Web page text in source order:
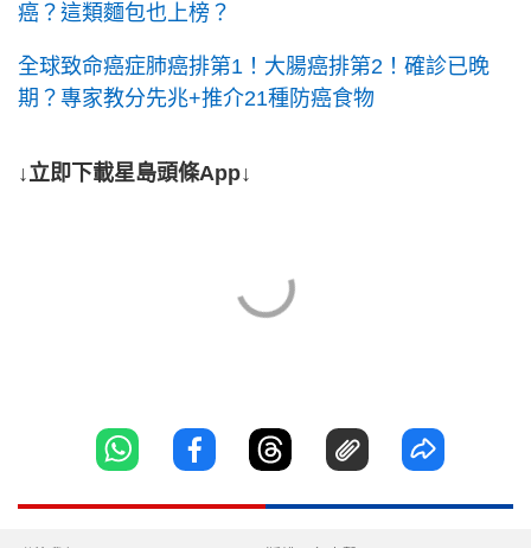
癌？這類麵包也上榜？
全球致命癌症肺癌排第1！大腸癌排第2！確診已晚
期？專家教分先兆+推介21種防癌食物
↓立即下載星島頭條App↓